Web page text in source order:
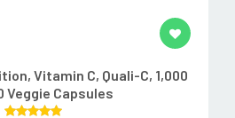
Vitamin C, Quali-C, 1,000
Veggie Capsules